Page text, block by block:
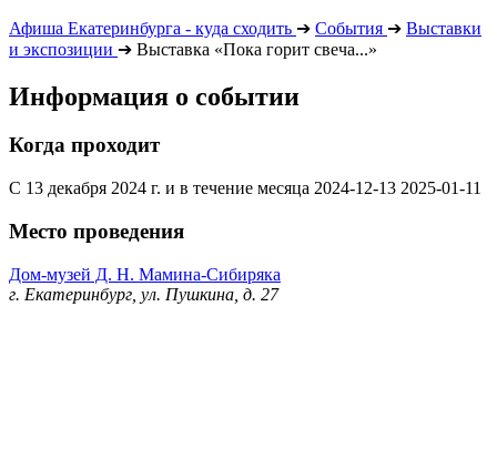
Афиша Екатеринбурга - куда сходить ➔ События ➔ Выставки
и экспозиции ➔ Выставка «Пока горит свеча...»
Информация о событии
Когда проходит
С 13 декабря 2024 г. и в течение месяца 2024-12-13 2025-01-11
Место проведения
Дом-музей Д. Н. Мамина-Сибиряка
г. Екатеринбург, ул. Пушкина, д. 27